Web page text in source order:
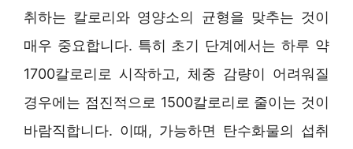
취하는 칼로리와 영양소의 균형을 맞추는 것이
매우 중요합니다. 특히 초기 단계에서는 하루 약
1700칼로리로 시작하고, 체중 감량이 어려워질
경우에는 점진적으로 1500칼로리로 줄이는 것이
바람직합니다. 이때, 가능하면 탄수화물의 섭취